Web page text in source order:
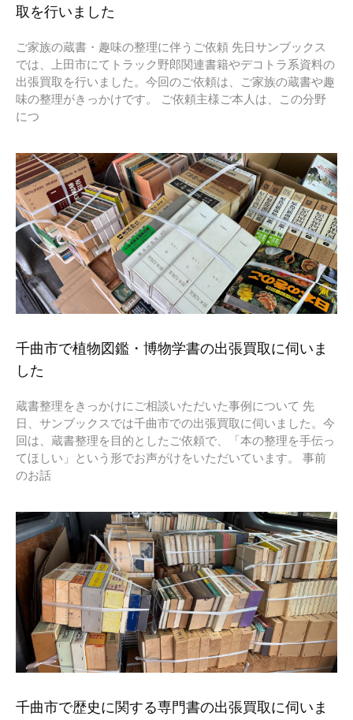
取を行いました
ご家族の蔵書・趣味の整理に伴うご依頼 先日サンブックス
では、上田市にてトラック野郎関連書籍やデコトラ系資料の
出張買取を行いました。今回のご依頼は、ご家族の蔵書や趣
味の整理がきっかけです。 ご依頼主様ご本人は、この分野
につ
千曲市で植物図鑑・博物学書の出張買取に伺いま
した
蔵書整理をきっかけにご相談いただいた事例について 先
日、サンブックスでは千曲市での出張買取に伺いました。今
回は、蔵書整理を目的としたご依頼で、「本の整理を手伝っ
てほしい」という形でお声がけをいただいています。 事前
のお話
千曲市で歴史に関する専門書の出張買取に伺いま